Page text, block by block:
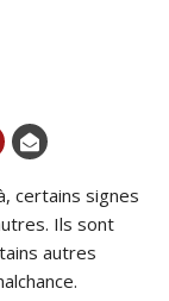
certains signes
Ils sont
autres